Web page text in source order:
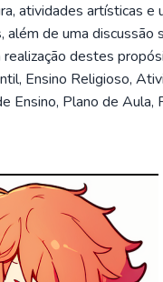
atividades artísticas e
além de uma discussão
destes
Ensino Religioso,
Ensino, Plano de Aula,